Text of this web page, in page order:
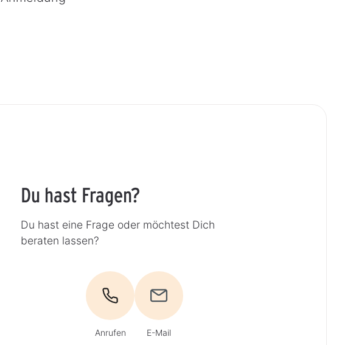
Du hast Fragen?
Du hast eine Frage oder möchtest Dich
beraten lassen?
Anrufen E-Mail